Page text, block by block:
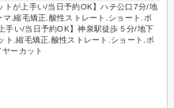
トが上手い/当日予約OK】ハチ公口7分/地
.縮毛矯正.酸性ストレート.ショート.ボ
手い/当日予約OK】神泉駅徒歩５分/地下
.縮毛矯正.酸性ストレート.ショート.ボ
ーカット